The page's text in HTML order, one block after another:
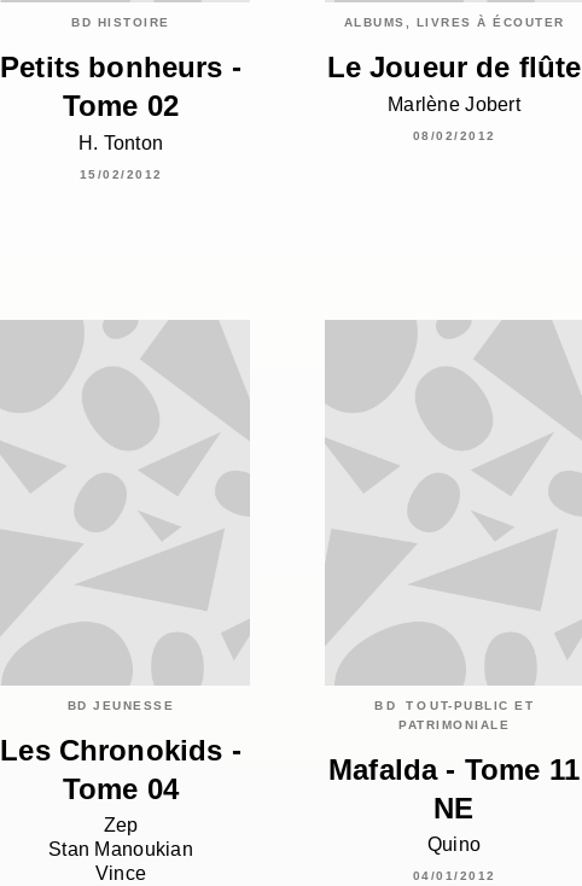
BD HISTOIRE
Petits bonheurs -
Tome 02
H. Tonton
15/02/2012
ALBUMS, LIVRES À ÉCOUTER
Le Joueur de flûte
Marlène Jobert
08/02/2012
BD JEUNESSE
Les Chronokids -
Tome 04
Zep
Stan Manoukian
Vince
BD TOUT-PUBLIC ET
PATRIMONIALE
Mafalda - Tome 11
NE
Quino
04/01/2012